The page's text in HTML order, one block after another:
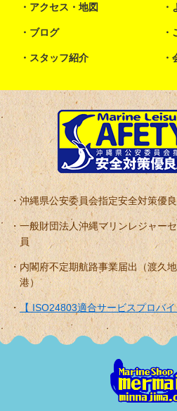
アクセス・地図
ブログ
スタッフ紹介
沖縄県公安委員会指定安全対策優
一般財団法人沖縄マリンレジャー
員
内閣府不定期航路事業届出（渡久
港）
【 ISO24803適合サービスプロバイ